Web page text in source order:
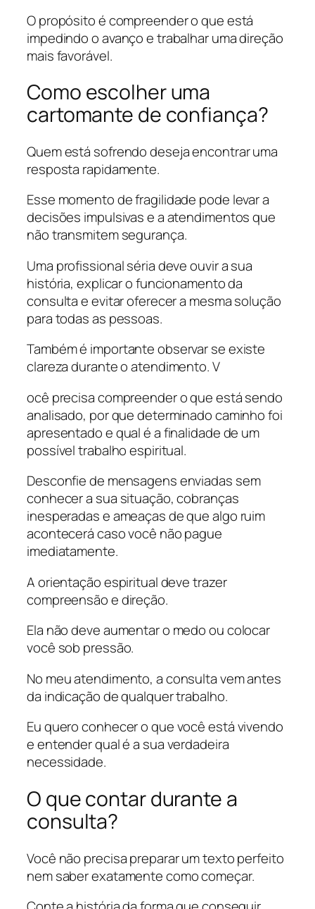
O propósito é compreender o que está
impedindo o avanço e trabalhar uma direção
mais favorável.
Como escolher uma
cartomante de confiança?
Quem está sofrendo deseja encontrar uma
resposta rapidamente.
Esse momento de fragilidade pode levar a
decisões impulsivas e a atendimentos que
não transmitem segurança.
Uma profissional séria deve ouvir a sua
história, explicar o funcionamento da
consulta e evitar oferecer a mesma solução
para todas as pessoas.
Também é importante observar se existe
clareza durante o atendimento. V
ocê precisa compreender o que está sendo
analisado, por que determinado caminho foi
apresentado e qual é a finalidade de um
possível trabalho espiritual.
Desconfie de mensagens enviadas sem
conhecer a sua situação, cobranças
inesperadas e ameaças de que algo ruim
acontecerá caso você não pague
imediatamente.
A orientação espiritual deve trazer
compreensão e direção.
Ela não deve aumentar o medo ou colocar
você sob pressão.
No meu atendimento, a consulta vem antes
da indicação de qualquer trabalho.
Eu quero conhecer o que você está vivendo
e entender qual é a sua verdadeira
necessidade.
O que contar durante a
consulta?
Você não precisa preparar um texto perfeito
nem saber exatamente como começar.